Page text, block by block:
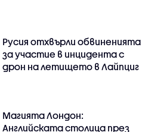
Русия отхвърли обвиненията
за участие в инцидента с
дрон на летището в Лайпциг
Магията Лондон:
Английската столица през